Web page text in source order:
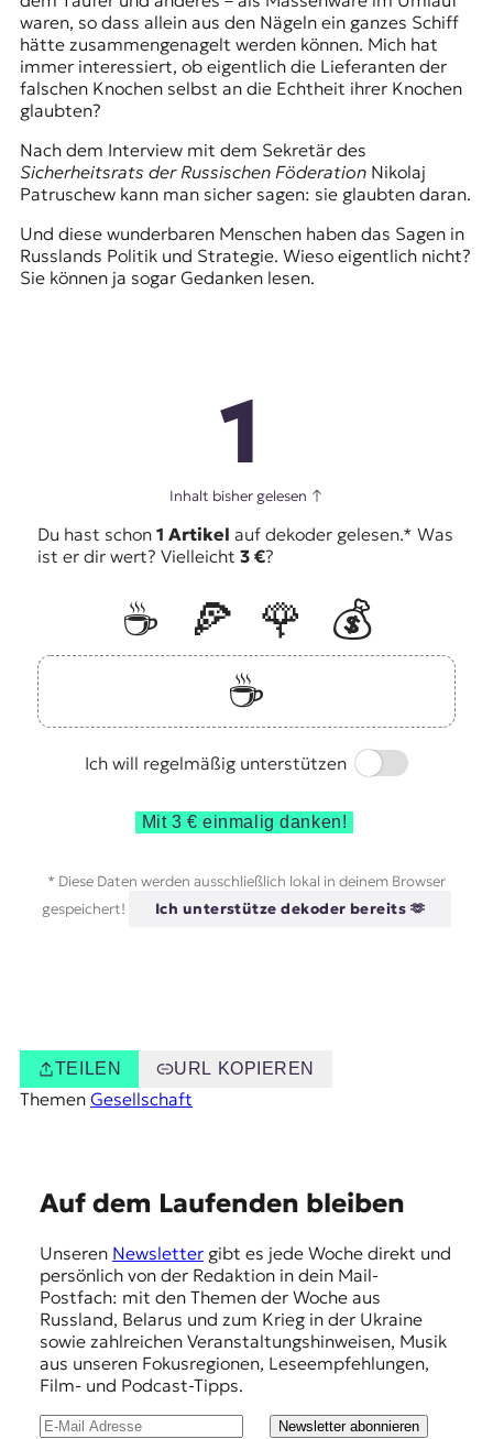
waren, so dass allein aus den Nägeln ein ganzes Schiff
hätte zusammengenagelt werden können. Mich hat
immer interessiert, ob eigentlich die Lieferanten der
falschen Knochen selbst an die Echtheit ihrer Knochen
glaubten?
Nach dem Interview mit dem Sekretär des
Sicherheitsrats der Russischen FöderationNikolaj
Patruschew kann man sicher sagen: sie glaubten daran.
Und diese wunderbaren Menschen haben das Sagen in
Russlands Politik und Strategie. Wieso eigentlich nicht?
Sie können ja sogar Gedanken lesen.
1
Inhalt bisher gelesen ↑
Du hast schon 1 Artikel auf dekoder gelesen.* Was
ist er dir wert? Vielleicht 3 €?
☕️ 🍕 🌹
💰
☕️
Ich will regelmäßig unterstützen
Switch
Mit 3 € einmalig danken!
* Diese Daten werden ausschließlich lokal in deinem Browser
gespeichert!
Ich unterstütze dekoder bereits 🫶
TEILEN URL KOPIEREN
Themen Gesellschaft
Auf dem Laufenden bleiben
Unseren Newslettergibt es jede Woche direkt und
persönlich von der Redaktion in dein Mail-
Postfach: mit den Themen der Woche aus
Russland, Belarus und zum Krieg in der Ukraine
sowie zahlreichen Veranstaltungshinweisen, Musik
aus unseren Fokusregionen, Leseempfehlungen,
Film- und Podcast-Tipps.
Newsletter abonnieren